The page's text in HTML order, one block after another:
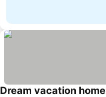
Dream vacation home